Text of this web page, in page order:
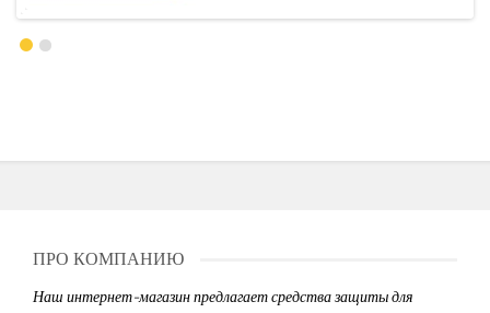
ПРО КОМПАНИЮ
Наш интернет-магазин предлагает средства защиты для